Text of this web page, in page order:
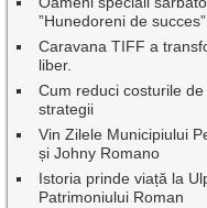
”Hunedoreni de
Caravana TIFF a
liber.
Cum reduci costurile
strategii
Vin Zilele Municipiului
și Johny Romano
Istoria prinde viață la
Patrimoniului Roman